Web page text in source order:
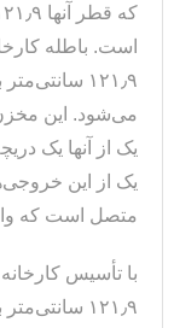
است. باطله
۱۲۱٫۹
می‌شود. این
یک از آنها یک
متصل است که وارد
با تأسیس
۱۲۱٫۹